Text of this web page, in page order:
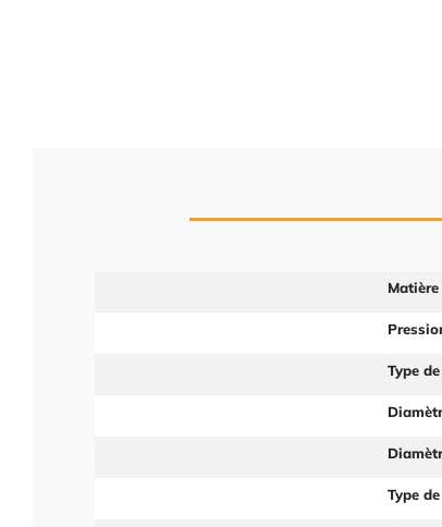
Matière
Type
Type